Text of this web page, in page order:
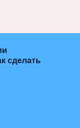
сделать